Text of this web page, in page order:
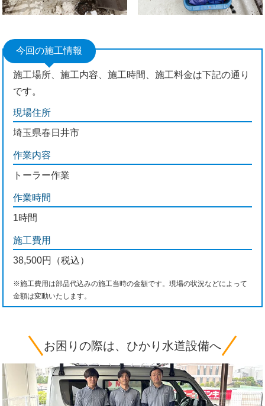
今回の施工情報
施工場所、施工内容、施工時間、施工料金は下記の通り
です。
現場住所
埼玉県春日井市
作業内容
トーラー作業
作業時間
1時間
施工費用
38,500円（税込）
※施工費用は部品代込みの施工当時の金額です。現場の状況などによって
金額は変動いたします。
お困りの際は、ひかり水道設備へ